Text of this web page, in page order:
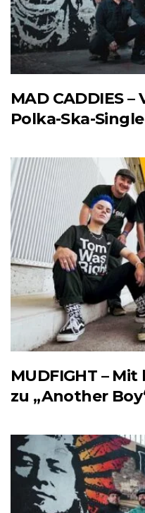
MAD CADDIES
Polka-Ska-
MUDFIGHT –
zu „Another